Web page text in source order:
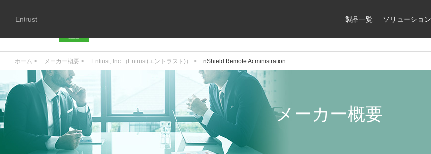
ホーム > メーカー概要 > Entrust, Inc.（Entrust(エントラスト)） > nShield Remote Administration
メーカー概要
Entrust 製品一覧 ソリューション